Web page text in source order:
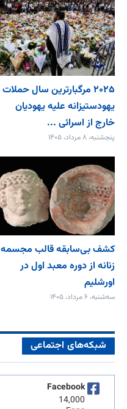
۲۰۲۵ مرگبارترین سال حملات
یهودستیزانه علیه یهودیان
خارج از اسرائی ...
پنجشنبه، ۸ مرداد، ۱۴۰۵
کشف بی‌سابقه قالب مجسمه
زنانه از دوره معبد اول در
اورشلیم
سه‌شنبه، ۶ مرداد، ۱۴۰۵
شبکه‌های اجتماعی
Facebook
14,000